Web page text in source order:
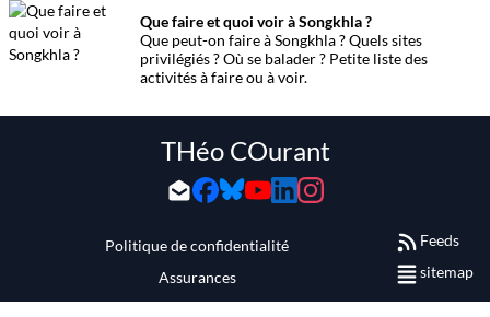
Que faire et quoi voir à Songkhla ?
Que peut-on faire à Songkhla ? Quels sites
privilégiés ? Où se balader ? Petite liste des
activités à faire ou à voir.
THéo COurant
Politique de confidentialité
Assurances
Feeds
sitemap